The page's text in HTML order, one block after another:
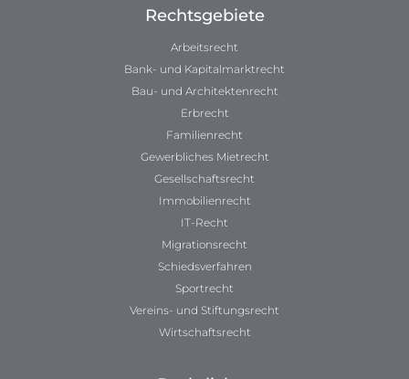
Rechtsgebiete
Arbeitsrecht
Bank- und Kapitalmarktrecht
Bau- und Architektenrecht
Erbrecht
Familienrecht
Gewerbliches Mietrecht
Gesellschaftsrecht
Immobilienrecht
IT-Recht
Migrationsrecht
Schiedsverfahren
Sportrecht
Vereins- und Stiftungsrecht
Wirtschaftsrecht